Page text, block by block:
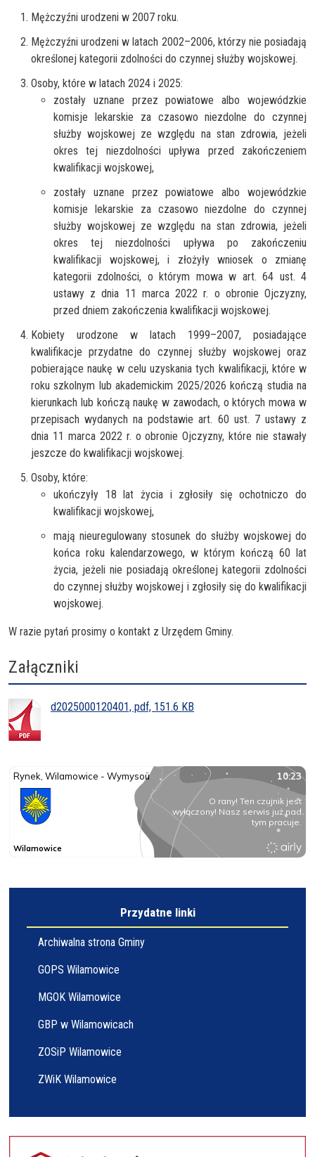
Mężczyźni urodzeni w 2007 roku.
Mężczyźni urodzeni w latach 2002–2006, którzy nie posiadają
określonej kategorii zdolności do czynnej służby wojskowej.
Osoby, które w latach 2024 i 2025:
zostały uznane przez powiatowe albo wojewódzkie
komisje lekarskie za czasowo niezdolne do czynnej
służby wojskowej ze względu na stan zdrowia, jeżeli
okres tej niezdolności upływa przed zakończeniem
kwalifikacji wojskowej,
zostały uznane przez powiatowe albo wojewódzkie
komisje lekarskie za czasowo niezdolne do czynnej
służby wojskowej ze względu na stan zdrowia, jeżeli
okres tej niezdolności upływa po zakończeniu
kwalifikacji wojskowej, i złożyły wniosek o zmianę
kategorii zdolności, o którym mowa w art. 64 ust. 4
ustawy z dnia 11 marca 2022 r. o obronie Ojczyzny,
przed dniem zakończenia kwalifikacji wojskowej.
Kobiety urodzone w latach 1999–2007, posiadające
kwalifikacje przydatne do czynnej służby wojskowej oraz
pobierające naukę w celu uzyskania tych kwalifikacji, które w
roku szkolnym lub akademickim 2025/2026 kończą studia na
kierunkach lub kończą naukę w zawodach, o których mowa w
przepisach wydanych na podstawie art. 60 ust. 7 ustawy z
dnia 11 marca 2022 r. o obronie Ojczyzny, które nie stawały
jeszcze do kwalifikacji wojskowej.
Osoby, które:
ukończyły 18 lat życia i zgłosiły się ochotniczo do
kwalifikacji wojskowej,
mają nieuregulowany stosunek do służby wojskowej do
końca roku kalendarzowego, w którym kończą 60 lat
życia, jeżeli nie posiadają określonej kategorii zdolności
do czynnej służby wojskowej i zgłosiły się do kwalifikacji
wojskowej.
W razie pytań prosimy o kontakt z Urzędem Gminy.
Załączniki
d2025000120401, pdf, 151.6 KB
Przydatne linki
Archiwalna strona Gminy
GOPS Wilamowice
MGOK Wilamowice
GBP w Wilamowicach
ZOSiP Wilamowice
ZWiK Wilamowice